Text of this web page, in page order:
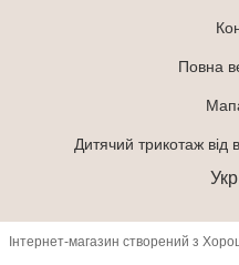
Повна
Дитячий трикотаж
Укр
Інтернет-магазин створений з